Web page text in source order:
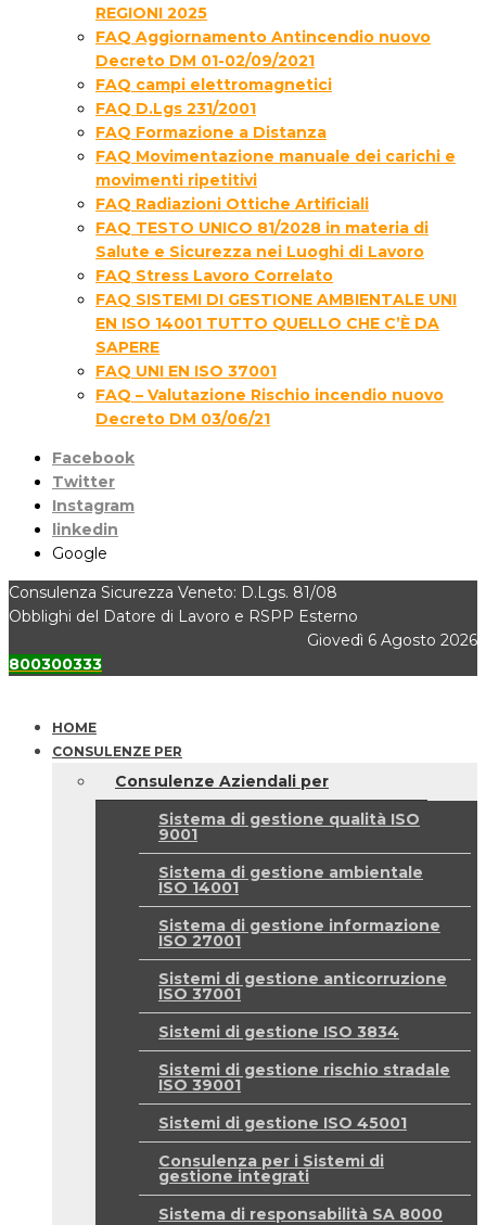
REGIONI 2025
FAQ Aggiornamento Antincendio nuovo
Decreto DM 01-02/09/2021
FAQ campi elettromagnetici
FAQ D.Lgs 231/2001
FAQ Formazione a Distanza
FAQ Movimentazione manuale dei carichi e
movimenti ripetitivi
FAQ Radiazioni Ottiche Artificiali
FAQ TESTO UNICO 81/2028 in materia di
Salute e Sicurezza nei Luoghi di Lavoro
FAQ Stress Lavoro Correlato
FAQ SISTEMI DI GESTIONE AMBIENTALE UNI
EN ISO 14001 TUTTO QUELLO CHE C’È DA
SAPERE
FAQ UNI EN ISO 37001
FAQ – Valutazione Rischio incendio nuovo
Decreto DM 03/06/21
Facebook
Twitter
Instagram
linkedin
Google
Consulenza Sicurezza Veneto: D.Lgs. 81/08
Obblighi del Datore di Lavoro e RSPP Esterno
Giovedì 6 Agosto 2026
800300333
HOME
CONSULENZE PER
Consulenze Aziendali per
Sistema di gestione qualità ISO
9001
Sistema di gestione ambientale
ISO 14001
Sistema di gestione informazione
ISO 27001
Sistemi di gestione anticorruzione
ISO 37001
Sistemi di gestione ISO 3834
Sistemi di gestione rischio stradale
ISO 39001
Sistemi di gestione ISO 45001
Consulenza per i Sistemi di
gestione integrati
Sistema di responsabilità SA 8000